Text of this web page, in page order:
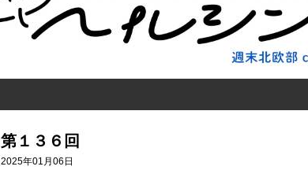
第１３６回
2025年01月06日